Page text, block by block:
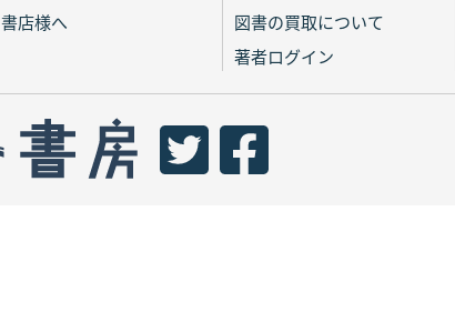
書店様へ
図書の買取について
著者ログイン